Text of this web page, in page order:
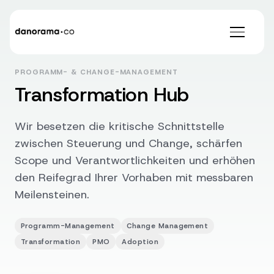
PROGRAMM- & CHANGE-MANAGEMENT
Transformation Hub
Wir besetzen die kritische Schnittstelle
zwischen Steuerung und Change, schärfen
Scope und Verantwortlichkeiten und erhöhen
den Reifegrad Ihrer Vorhaben mit messbaren
Meilensteinen.
Programm-Management
Change Management
Transformation
PMO Adoption